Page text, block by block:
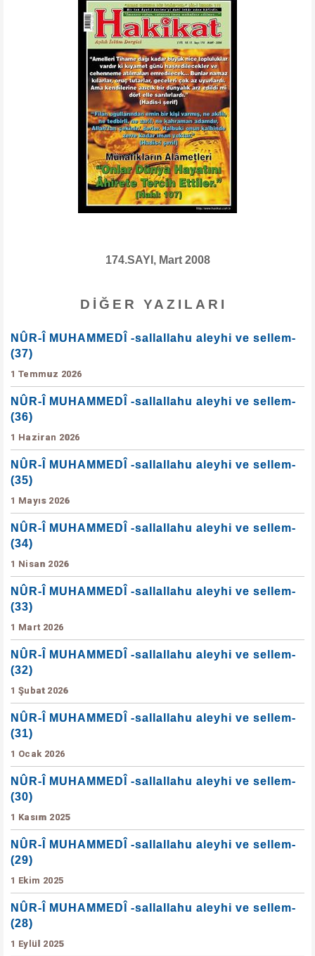
174.SAYI, Mart 2008
DIĞER YAZILARI
NÛR-Î MUHAMMEDÎ -sallallahu aleyhi ve sellem-
(37)
1 Temmuz 2026
NÛR-Î MUHAMMEDÎ -sallallahu aleyhi ve sellem-
(36)
1 Haziran 2026
NÛR-Î MUHAMMEDÎ -sallallahu aleyhi ve sellem-
(35)
1 Mayıs 2026
NÛR-Î MUHAMMEDÎ -sallallahu aleyhi ve sellem-
(34)
1 Nisan 2026
NÛR-Î MUHAMMEDÎ -sallallahu aleyhi ve sellem-
(33)
1 Mart 2026
NÛR-Î MUHAMMEDÎ -sallallahu aleyhi ve sellem-
(32)
1 Şubat 2026
NÛR-Î MUHAMMEDÎ -sallallahu aleyhi ve sellem-
(31)
1 Ocak 2026
NÛR-Î MUHAMMEDÎ -sallallahu aleyhi ve sellem-
(30)
1 Kasım 2025
NÛR-Î MUHAMMEDÎ -sallallahu aleyhi ve sellem-
(29)
1 Ekim 2025
NÛR-Î MUHAMMEDÎ -sallallahu aleyhi ve sellem-
(28)
1 Eylül 2025